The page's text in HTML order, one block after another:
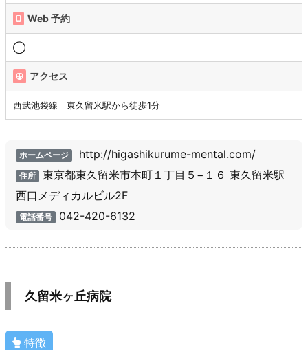
Web 予約
◯
アクセス
西武池袋線 東久留米駅から徒歩1分
ホームページ http://higashikurume-mental.com/
住所 東京都東久留米市本町１丁目５−１６ 東久留米駅
西口メディカルビル2F
電話番号 042-420-6132
久留米ヶ丘病院
特徴